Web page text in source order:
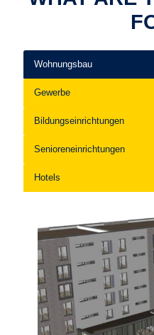
Wohnungsbau
Gewerbe
Bildungseinrichtungen
Senioreneinrichtungen
Hotels